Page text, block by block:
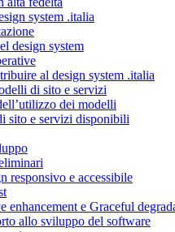
system .italia
design system
al design system .italia
di sito e servizi
dei modelli
sito e servizi disponibili
responsivo e accessibile
enhancement e Graceful
allo sviluppo del software